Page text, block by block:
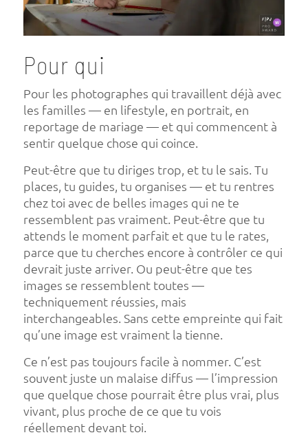
Pour qui
Pour les photographes qui travaillent déjà avec
les familles — en lifestyle, en portrait, en
reportage de mariage — et qui commencent à
sentir quelque chose qui coince.
Peut-être que tu diriges trop, et tu le sais. Tu
places, tu guides, tu organises — et tu rentres
chez toi avec de belles images qui ne te
ressemblent pas vraiment. Peut-être que tu
attends le moment parfait et que tu le rates,
parce que tu cherches encore à contrôler ce qui
devrait juste arriver. Ou peut-être que tes
images se ressemblent toutes —
techniquement réussies, mais
interchangeables. Sans cette empreinte qui fait
qu’une image est vraiment la tienne.
Ce n’est pas toujours facile à nommer. C’est
souvent juste un malaise diffus — l’impression
que quelque chose pourrait être plus vrai, plus
vivant, plus proche de ce que tu vois
réellement devant toi.